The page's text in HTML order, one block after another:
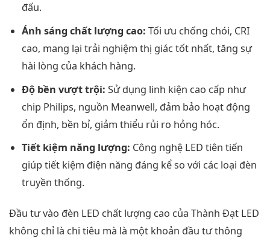
đấu.
Ánh sáng chất lượng cao: Tối ưu chống chói, CRI
cao, mang lại trải nghiệm thị giác tốt nhất, tăng sự
hài lòng của khách hàng.
Độ bền vượt trội: Sử dụng linh kiện cao cấp như
chip Philips, nguồn Meanwell, đảm bảo hoạt động
ổn định, bền bỉ, giảm thiểu rủi ro hỏng hóc.
Tiết kiệm năng lượng: Công nghệ LED tiên tiến
giúp tiết kiệm điện năng đáng kể so với các loại đèn
truyền thống.
Đầu tư vào đèn LED chất lượng cao của Thành Đạt LED
không chỉ là chi tiêu mà là một khoản đầu tư thông